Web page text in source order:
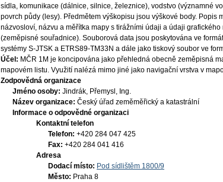
sídla, komunikace (dálnice, silnice, železnice), vodstvo (významné
povrch půdy (lesy). Předmětem výškopisu jsou výškové body.
názvosloví, názvu a měřítka mapy s tirážními údaji a údaji
(zeměpisné souřadnice). Souborová data jsou poskytována ve
systémy S-JTSK a ETRS89-TM33N a dále jako tiskový soubor ve
Účel: MČR 1M je koncipována jako přehledná obecně zeměpisná
mapovém listu. Využití nalézá mimo jiné jako navigační vrstva v
Zodpovědná organizace
Jméno osoby: Jindrák, Přemysl, Ing.
Název organizace: Český úřad zeměměřický a katastrální
Informace o odpovědné organizaci
Kontaktní telefon
Telefon: +420 284 047 425
Fax: +420 284 041 416
Adresa
Dodací místo: Pod sídlištěm 1800/9
Město: Praha 8